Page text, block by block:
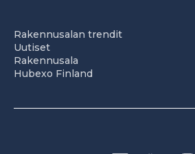
Rakennusalan trendit
Uutiset
Rakennusala
Hubexo Finland